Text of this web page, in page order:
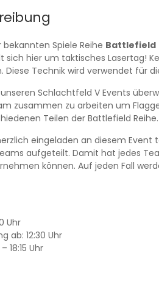
Spiele Reihe Battlefield
sich hier um taktisches Lasertag!
Technik wird verwendet für
Schlachtfeld V Events
zusammen zu arbeiten um
Teilen der Battlefield Reihe.
eingeladen an diesem
aufgeteilt. Damit hat jedes
können. Auf jeden Fall
Uhr
ab: 12:30 Uhr
18:15 Uhr